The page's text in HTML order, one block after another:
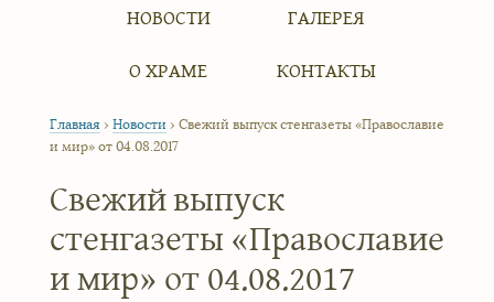
НОВОСТИ
О ХРАМЕ
ГАЛЕРЕЯ
КОНТАКТЫ
Главная › Новости › Свежий выпуск стенгазеты «Православие
и мир» от 04.08.2017
Свежий выпуск
стенгазеты «Православие
и мир» от 04.08.2017